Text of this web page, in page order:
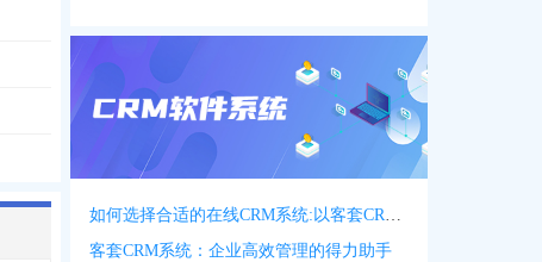
如何选择合适的在线CRM系统:以客套CRM系统为例
客套CRM系统：企业高效管理的得力助手